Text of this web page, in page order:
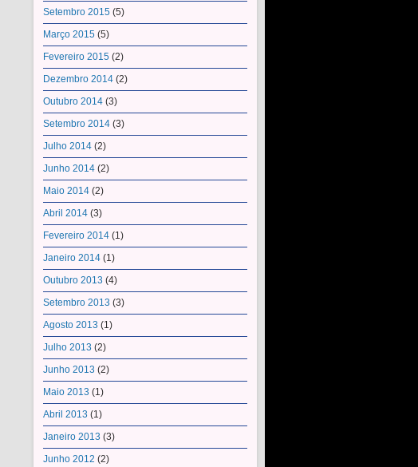
Setembro 2015 (5)
Março 2015 (5)
Fevereiro 2015 (2)
Dezembro 2014 (2)
Outubro 2014 (3)
Setembro 2014 (3)
Julho 2014 (2)
Junho 2014 (2)
Maio 2014 (2)
Abril 2014 (3)
Fevereiro 2014 (1)
Janeiro 2014 (1)
Outubro 2013 (4)
Setembro 2013 (3)
Agosto 2013 (1)
Julho 2013 (2)
Junho 2013 (2)
Maio 2013 (1)
Abril 2013 (1)
Janeiro 2013 (3)
Junho 2012 (2)